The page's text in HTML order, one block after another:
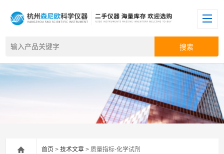
首页 >技术文章 > 质量指标-化学试剂